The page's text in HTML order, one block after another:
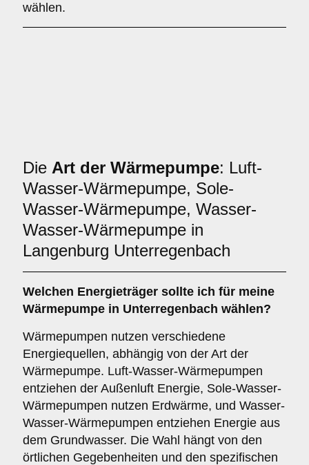
wählen.
Die Art der Wärmepumpe: Luft-
Wasser-Wärmepumpe, Sole-
Wasser-Wärmepumpe, Wasser-
Wasser-Wärmepumpe in
Langenburg Unterregenbach
Welchen Energieträger sollte ich für meine
Wärmepumpe in Unterregenbach wählen?
Wärmepumpen nutzen verschiedene
Energiequellen, abhängig von der Art der
Wärmepumpe. Luft-Wasser-Wärmepumpen
entziehen der Außenluft Energie, Sole-Wasser-
Wärmepumpen nutzen Erdwärme, und Wasser-
Wasser-Wärmepumpen entziehen Energie aus
dem Grundwasser. Die Wahl hängt von den
örtlichen Gegebenheiten und den spezifischen